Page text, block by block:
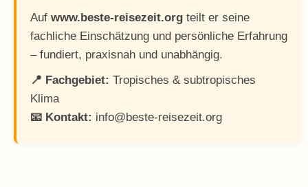
Auf www.beste-reisezeit.org teilt er seine
fachliche Einschätzung und persönliche Erfahrung
– fundiert, praxisnah und unabhängig.
📍 Fachgebiet: Tropisches & subtropisches
Klima
📧 Kontakt: info@beste-reisezeit.org